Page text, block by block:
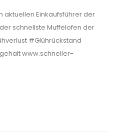
aktuellen Einkaufsführer der
der schnellste Muffelofen der
#Glührückstand
www.schneller-